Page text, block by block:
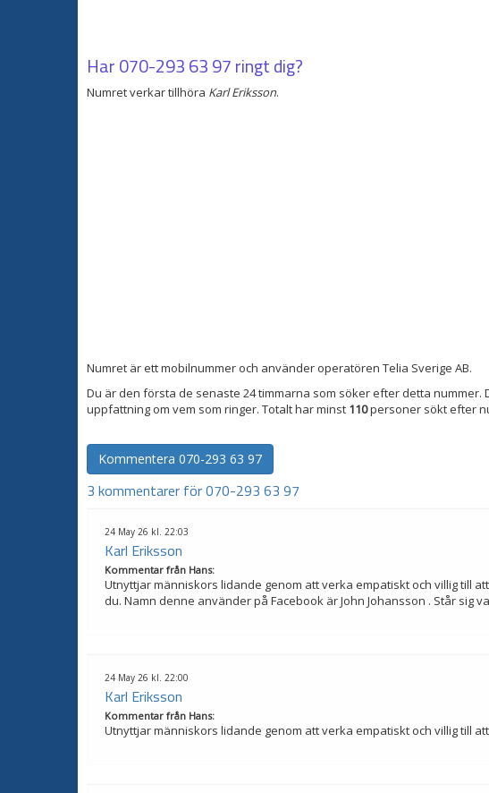
Har070-293 63 97ringt dig?
Numret verkar tillhöra Karl Eriksson.
Numret är ett mobilnummer och använder operatören Telia Sverige AB.
Du är den första de senaste 24 timmarna som söker efter detta
uppfattning om vem som ringer. Totalt har minst 110personer sökt efter
Kommentera 070-293 63 97
3 kommentarer för 070-293 63 97
24 May 26 kl. 22:03
Karl Eriksson
Kommentar från Hans:
Utnyttjar människors lidande genom att verka empatiskt och villig till
du. Namn denne använder på Facebook är John Johansson . Står
24 May 26 kl. 22:00
Karl Eriksson
Kommentar från Hans:
Utnyttjar människors lidande genom att verka empatiskt och villig till